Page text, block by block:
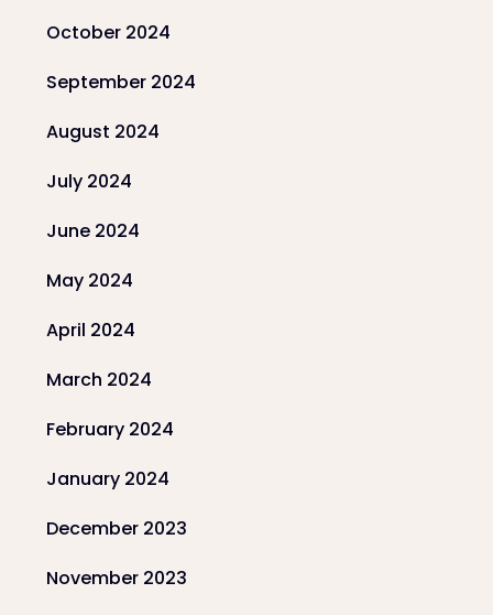
October 2024
September 2024
August 2024
July 2024
June 2024
May 2024
April 2024
March 2024
February 2024
January 2024
December 2023
November 2023